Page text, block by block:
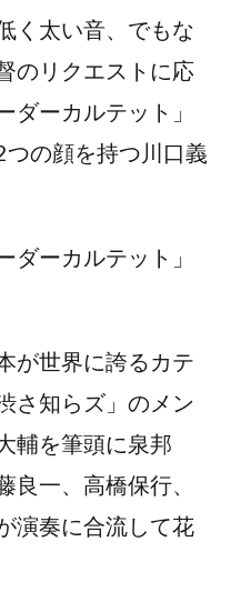
く太い音、でもな
のリクエストに応
ダーカルテット」
の顔を持つ川口義
ーカルテット」
が世界に誇るカテ
さ知らズ」のメン
輔を筆頭に泉邦
良一、高橋保行、
演奏に合流して花